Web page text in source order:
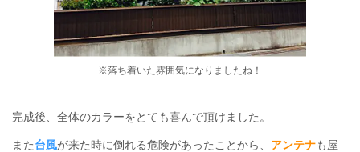
※落ち着いた雰囲気になりましたね！
完成後、全体のカラーをとても喜んで頂けました。
また 台風が来た時に倒れる危険があったことから、 アンテナも屋